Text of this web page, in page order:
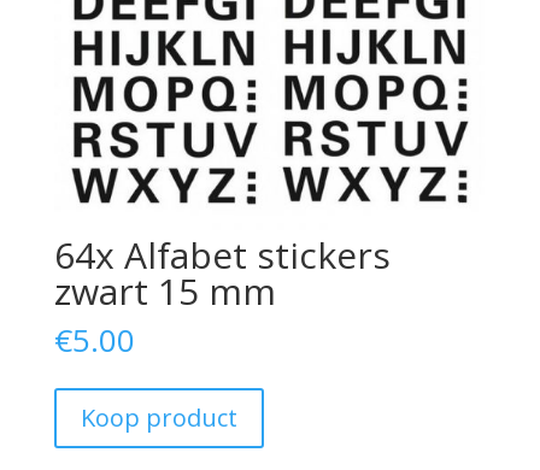
64x Alfabet stickers
zwart 15 mm
€5.00
Koop product